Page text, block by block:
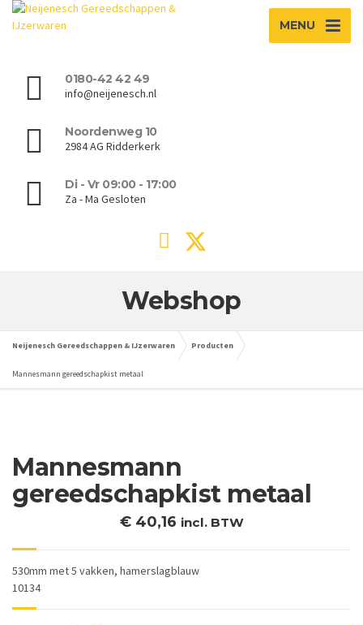
MENU
0180-42 42 49
info@neijenesch.nl
Noordenweg 10
2984 AG Ridderkerk
Di - Vr 09:00 - 17:00
Za - Ma Gesloten
Webshop
Neijenesch Gereedschappen & IJzerwaren Producten
Mannesmann gereedschapkist metaal
Mannesmann
gereedschapkist metaal
€40,16 incl. BTW
530mm met 5 vakken, hamerslagblauw
10134